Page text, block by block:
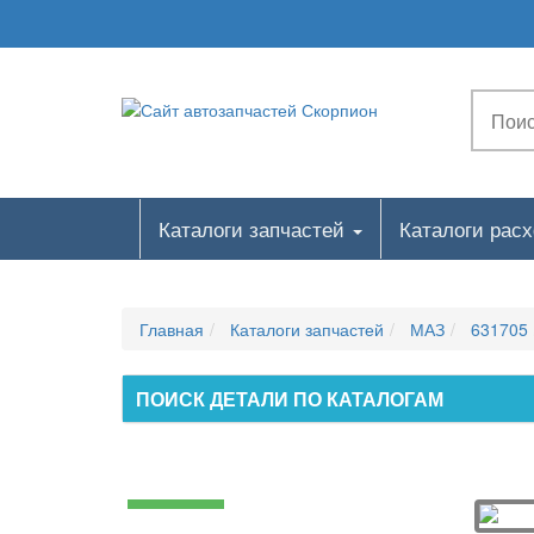
Каталоги запчастей Каталоги
Главная Каталоги запчастей МАЗ 631705
ПОИСК ДЕТАЛИ ПО КАТАЛОГАМ